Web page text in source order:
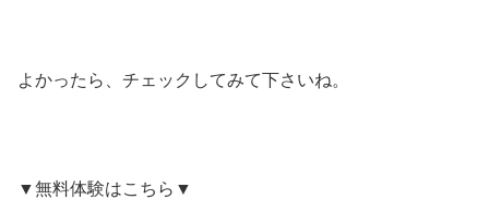
よかったら、チェックしてみて下さいね。
▼無料体験はこちら▼